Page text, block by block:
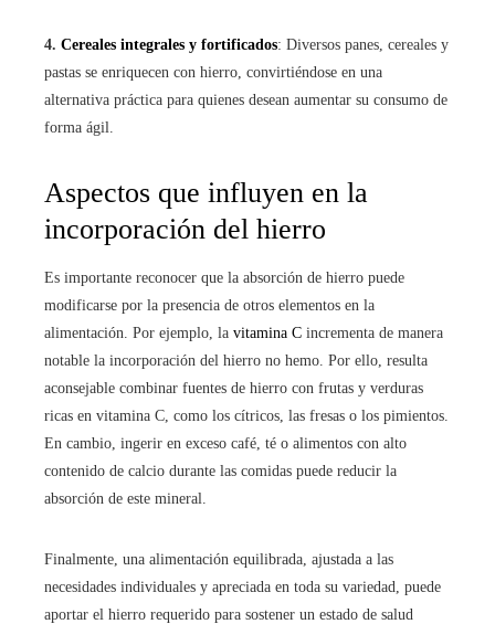
4. Cereales integrales y fortificados: Diversos panes, cereales y
pastas se enriquecen con hierro, convirtiéndose en una
alternativa práctica para quienes desean aumentar su consumo de
forma ágil.
Aspectos que influyen en la
incorporación del hierro
Es importante reconocer que la absorción de hierro puede
modificarse por la presencia de otros elementos en la
alimentación. Por ejemplo, la vitamina C incrementa de manera
notable la incorporación del hierro no hemo. Por ello, resulta
aconsejable combinar fuentes de hierro con frutas y verduras
ricas en vitamina C, como los cítricos, las fresas o los pimientos.
En cambio, ingerir en exceso café, té o alimentos con alto
contenido de calcio durante las comidas puede reducir la
absorción de este mineral.
Finalmente, una alimentación equilibrada, ajustada a las
necesidades individuales y apreciada en toda su variedad, puede
aportar el hierro requerido para sostener un estado de salud